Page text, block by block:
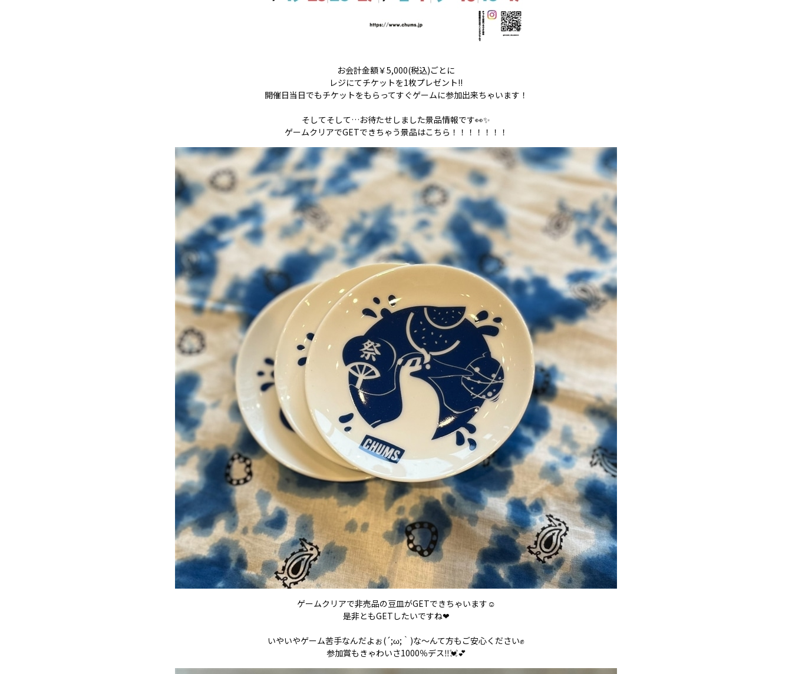
お会計金額￥5,000(税込)ごとに
レジにてチケットを1枚プレゼント!!
開催日当日でもチケットをもらってすぐゲームに参加出来ちゃいます！
そしてそして…お待たせしました景品情報です👀✨
ゲームクリアでGETできちゃう景品はこちら！！！！！！！
ゲームクリアで非売品の豆皿がGETできちゃいます☺️
是非ともGETしたいですね❤
いやいやゲーム苦手なんだよぉ(´;ω;｀)な～んて方もご安心ください✊
参加賞もきゃわいさ1000％デス‼💓💕